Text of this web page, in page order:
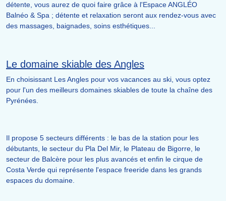
détente, vous aurez de quoi faire grâce à l'Espace ANGLÉO
Balnéo & Spa ; détente et relaxation seront aux rendez-vous avec
des massages, baignades, soins esthétiques...
Le domaine skiable des Angles
En choisissant Les Angles pour vos vacances au ski, vous optez
pour l'un des meilleurs domaines skiables de toute la chaîne des
Pyrénées.
Il propose 5 secteurs différents : le bas de la station pour les
débutants, le secteur du Pla Del Mir, le Plateau de Bigorre, le
secteur de Balcère pour les plus avancés et enfin le cirque de
Costa Verde qui représente l'espace freeride dans les grands
espaces du domaine.